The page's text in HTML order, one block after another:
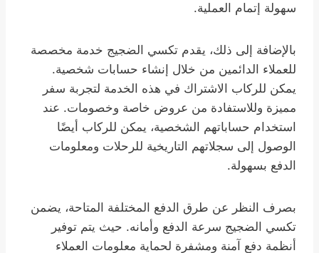
سهولة إتمام العملية.
بالإضافة إلى ذلك، يقدم تكسي الضجيج خدمة مخصصة
للعملاء الدائمين من خلال إنشاء حسابات شخصية.
يمكن للركاب الاشتراك في هذه الخدمة لتجربة سفر
مميزة وللاستفادة من عروض خاصة وخصومات. عند
استخدام حساباتهم الشخصية، يمكن للركاب أيضًا
الوصول إلى سجلاتهم التاريخية للرحلات ومعلومات
الدفع بسهولة.
بصرف النظر عن طرق الدفع المختلفة المتاحة، يضمن
تكسي الضجيج سرعة الدفع وأمانه. حيث يتم توفير
أنظمة دفع آمنة ومشفرة لحماية معلومات العملاء